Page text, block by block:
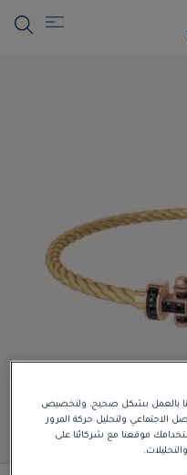
بالعمل بشكل صحيح، ولتخصيص
الاجتماعي ولتحليل حركة المرور
موقعنا مع شركائنا على